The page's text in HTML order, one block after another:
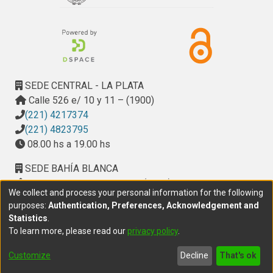
arboreal species with the purpose of fixing dunes as well
Cayetano) The antropic effect do not alter the littoral drift.
An increase in soil moisture (20 % increase in rainfall)
probed the role of vegetation in controlling dune fields.
SEDE CENTRAL - LA PLATA
Calle 526 e/ 10 y 11 – (1900)
(221) 4217374
(221) 4823795
08.00 hs a 19.00 hs
SEDE BAHÍA BLANCA
Calle Ciudad de Cali 320 – (8000). Universidad
Provincial del Sudoeste (UPSO)
(291) 459 2550, interno 147
10.00 h a 14.00 h
We collect and process your personal information for the following
purposes: Authentication, Preferences, Acknowledgement and
Statistics
To learn more, please read ourprivacy policy.
Customize Decline That's ok